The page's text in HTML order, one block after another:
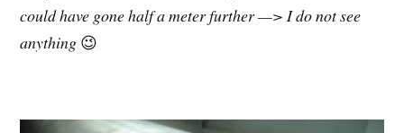
could have gone half a meter further —> I do not see
anything 😉